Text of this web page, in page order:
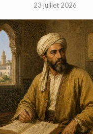
23 juillet 2026